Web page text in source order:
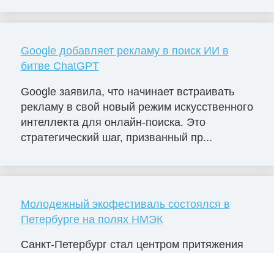
Google добавляет рекламу в поиск ИИ в
битве ChatGPT
Google заявила, что начинает встраивать
рекламу в свой новый режим искусственного
интеллекта для онлайн-поиска. Это
стратегический шаг, призванный пр...
Молодежный экофестиваль состоялся в
Петербурге на полях НМЭК
Санкт-Петербург стал центром притяжения